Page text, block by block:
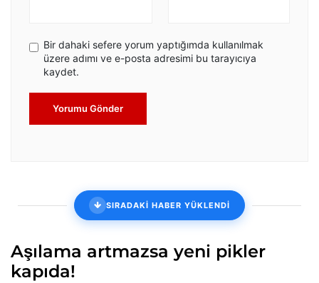
Bir dahaki sefere yorum yaptığımda kullanılmak
üzere adımı ve e-posta adresimi bu tarayıcıya
kaydet.
Yorumu Gönder
SIRADAKİ HABER YÜKLENDİ
Aşılama artmazsa yeni pikler
kapıda!